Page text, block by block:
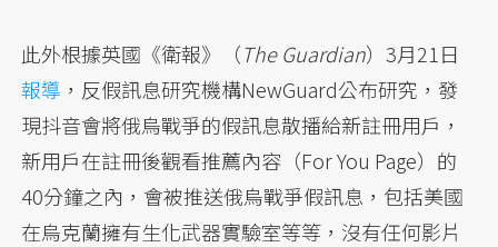
此外根據英國《衛報》（The Guardian）3月21日
報導 ，反假訊息研究機構NewGuard公布研究，發
現抖音會將俄烏戰爭的假訊息散播給新註冊用戶，
新用戶在註冊後觀看推薦內容（For You Page）的
40分鐘之內，會被推送俄烏戰爭假訊息，包括美國
在烏克蘭擁有生化武器實驗室等等，沒有任何影片